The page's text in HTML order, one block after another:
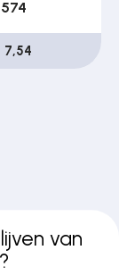
7,54
van